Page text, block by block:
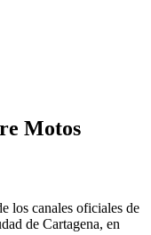
Motos
los canales oficiales de
de Cartagena, en